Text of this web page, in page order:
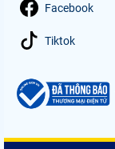
Facebook
Tiktok